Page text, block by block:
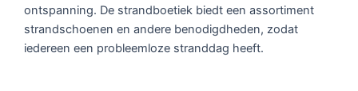
ontspanning. De strandboetiek biedt een assortiment
strandschoenen en andere benodigdheden, zodat
iedereen een probleemloze stranddag heeft.